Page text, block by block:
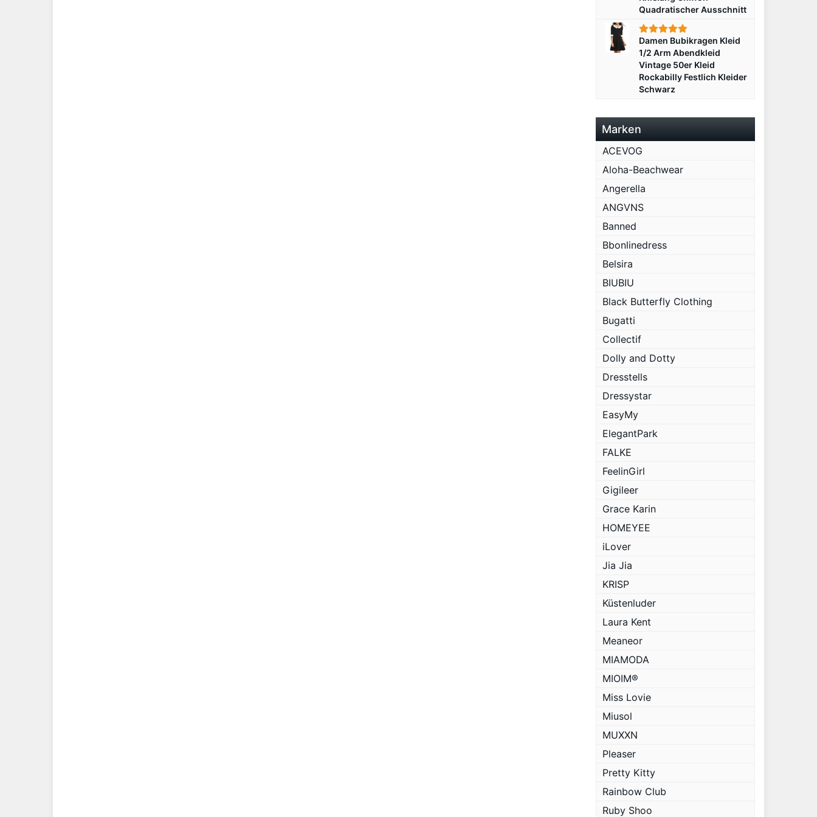
Quadratischer Ausschnitt
Damen Bubikragen Kleid
1/2 Arm Abendkleid
Vintage 50er Kleid
Rockabilly Festlich Kleider
Schwarz
Marken
ACEVOG
Aloha-Beachwear
Angerella
ANGVNS
Banned
Bbonlinedress
Belsira
BIUBIU
Black Butterfly Clothing
Bugatti
Collectif
Dolly and Dotty
Dresstells
Dressystar
EasyMy
ElegantPark
FALKE
FeelinGirl
Gigileer
Grace Karin
HOMEYEE
iLover
Jia Jia
KRISP
Küstenluder
Laura Kent
Meaneor
MIAMODA
MIOIM®
Miss Lovie
Miusol
MUXXN
Pleaser
Pretty Kitty
Rainbow Club
Ruby Shoo